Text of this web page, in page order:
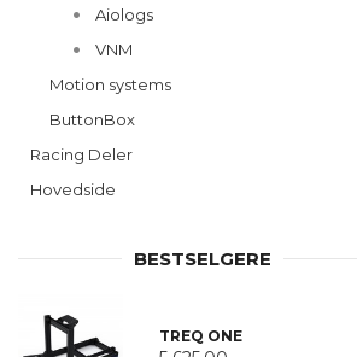
Aiologs
VNM
Motion systems
ButtonBox
Racing Deler
Hovedside
BESTSELGERE
TREQ ONE